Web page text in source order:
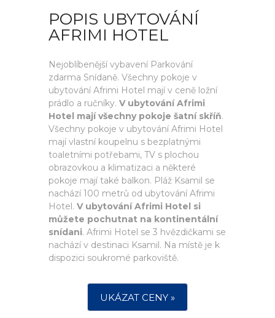
POPIS UBYTOVÁNÍ
AFRIMI HOTEL
Nejoblíbenější vybavení Parkování
zdarma Snídaně. Všechny pokoje v
ubytování Afrimi Hotel mají v ceně ložní
prádlo a ručníky. V ubytování Afrimi
Hotel mají všechny pokoje šatní skříň.
Všechny pokoje v ubytování Afrimi Hotel
mají vlastní koupelnu s bezplatnými
toaletními potřebami, TV s plochou
obrazovkou a klimatizaci a některé
pokoje mají také balkon. Pláž Ksamil se
nachází 100 metrů od ubytování Afrimi
Hotel. V ubytování Afrimi Hotel si
můžete pochutnat na kontinentální
snídani. Afrimi Hotel se 3 hvězdičkami se
nachází v destinaci Ksamil. Na místě je k
dispozici soukromé parkoviště.
UKÁZAT CENY »